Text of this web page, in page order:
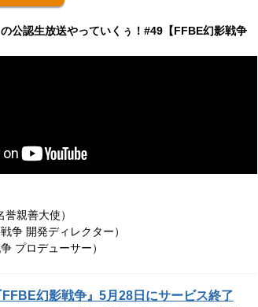
公認生放送やっていくぅ！#49【FFBE幻影戦争
親善大使）
争 開発ディレクター）
プロデューサー）
FFBE幻影戦争』5月28日にサービス終了